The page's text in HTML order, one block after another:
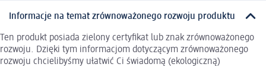
Informacje na temat zrównoważonego rozwoju produktu
Ten produkt posiada zielony certyfikat lub znak zrównoważonego
rozwoju. Dzięki tym informacjom dotyczącym zrównoważonego
rozwoju chcielibyśmy ułatwić Ci świadomą (ekologiczną)